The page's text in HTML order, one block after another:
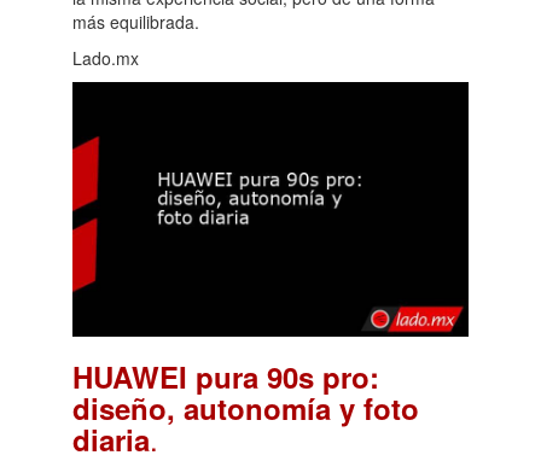
más equilibrada.
Lado.mx
HUAWEI pura 90s pro:
diseño, autonomía y foto
diaria.